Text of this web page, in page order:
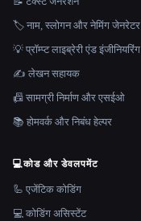
🏷️ नाम, स्लोगन और नेमिंग जेनरेटर
💡 प्रॉम्प्ट लाइब्रेरी एंड इंजीनियरिंग
✍️ लेखन सहायक
📠 सामग्री निर्माण और एसईओ
📚 होमवर्क और निबंध हेल्पर
💻कोड और डेवलपमेंट
🦾 एजेंटिक कोडिंग
💻 कोडिंग असिस्टेंट